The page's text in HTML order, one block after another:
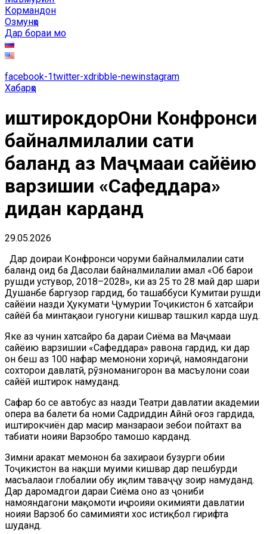
Кормандон
Озмунҳо
Дар бораи мо
facebook-1twitter-xdribble-newinstagram
Хабарҳо
иштирокдорОни Конфронси
байналмилалии сатҳи
баланд аз Маҷмааи сайёҳию
варзишии «Сафеддара»
дидан карданд
29.05.2026
Дар доираи Конфронси чоруми байналмилалии сатҳи
баланд оид ба Даҳсолаи байналмилалии амал «Об барои
рушди устувор, 2018–2028», ки аз 25 то 28 май дар шаҳри
Душанбе баргузор гардид, бо ташаббуси Кумитаи рушди
сайёҳии назди Ҳукумати Ҷумҳурии Тоҷикистон 6 хатсайри
сайёҳӣ ба минтақаҳои гуногуни кишвар ташкил карда шуд.
Яке аз чунин хатсайрҳо ба дараи Сиёма ва Маҷмааи
сайёҳию варзишии «Сафеддара» равона гардид, ки дар
он беш аз 100 нафар меҳмонони хориҷӣ, намояндагони
сохторҳои давлатӣ, рӯзноманигорон ва масъулони соҳаи
сайёҳӣ иштирок намуданд.
Сафар бо се автобус аз назди Театри давлатии академии
опера ва балети ба номи Садриддин Айнӣ оғоз гардида,
иштирокчиён дар масир манзараҳои зебои пойтахт ва
табиати ноҳияи Варзобро тамошо карданд.
Зимни ҳаракат меҳмонон ба захираҳои бузурги обии
Тоҷикистон ва нақши муҳими кишвар дар пешбурди
масъалаҳои глобалии обу иқлим таваҷҷуҳ зоҳир намуданд.
Дар даромадгоҳи дараи Сиёма онҳо аз ҷониби
намояндагони мақомоти иҷроияи ҳокимияти давлатии
ноҳияи Варзоб бо самимияти хос истиқбол гирифта
шуданд.